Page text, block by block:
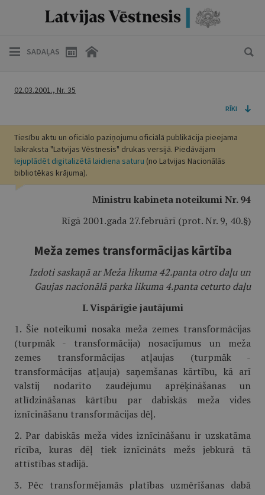
SADAĻAS
02.03.2001., Nr. 35
RĪKI
Tiesību aktu un oficiālo paziņojumu oficiālā publikācija pieejama
laikraksta "Latvijas Vēstnesis" drukas versijā. Piedāvājam
lejuplādēt digitalizētā laidiena saturu (no Latvijas Nacionālās
bibliotēkas krājuma).
Ministru kabineta noteikumi Nr. 94
Rīgā 2001.gada 27.februārī (prot. Nr. 9, 40.§)
Meža zemes transformācijas kārtība
Izdoti saskaņā ar Meža likuma 42.panta otro daļu un
Gaujas nacionālā parka likuma 4.panta ceturto daļu
I. Vispārīgie jautājumi
1. Šie noteikumi nosaka meža zemes transformācijas
(turpmāk - transformācija) nosacījumus un meža
zemes transformācijas atļaujas (turpmāk -
transformācijas atļauja) saņemšanas kārtību, kā arī
valstij nodarīto zaudējumu aprēķināšanas un
atlīdzināšanas kārtību par dabiskās meža vides
iznīcināšanu transformācijas dēļ.
2. Par dabiskās meža vides iznīcināšanu ir uzskatāma
rīcība, kuras dēļ tiek iznīcināts mežs jebkurā tā
attīstības stadijā.
3. Pēc transformējamās platības uzmērīšanas dabā